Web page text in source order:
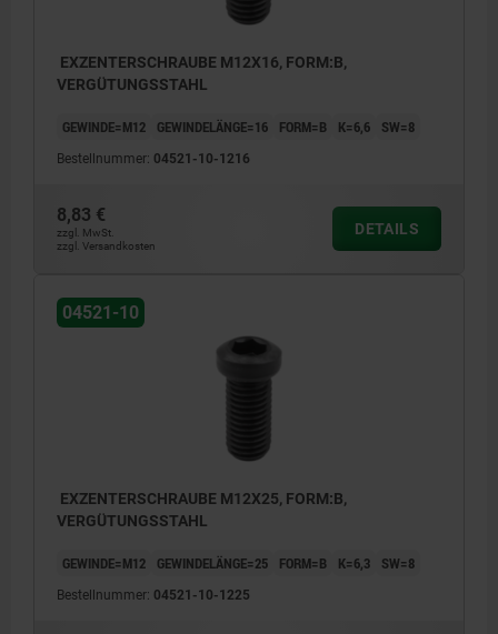
EXZENTERSCHRAUBE M12X16, FORM:B,
VERGÜTUNGSSTAHL
GEWINDE=M12 GEWINDELÄNGE=16 FORM=B K=6,6 SW=8
Bestellnummer: 04521-10-1216
8,83 €
zzgl. MwSt.
zzgl. Versandkosten
DETAILS
04521-10
EXZENTERSCHRAUBE M12X25, FORM:B,
VERGÜTUNGSSTAHL
GEWINDE=M12 GEWINDELÄNGE=25 FORM=B K=6,3 SW=8
Bestellnummer: 04521-10-1225